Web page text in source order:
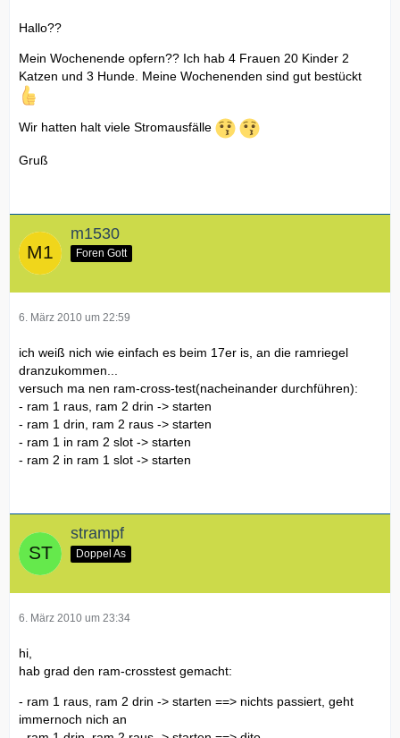
Hallo??
Mein Wochenende opfern?? Ich hab 4 Frauen 20 Kinder 2
Katzen und 3 Hunde. Meine Wochenenden sind gut bestückt
Wir hatten halt viele Stromausfälle
Gruß
m1530
Foren Gott
6. März 2010 um 22:59
ich weiß nich wie einfach es beim 17er is, an die ramriegel
dranzukommen...
versuch ma nen ram-cross-test(nacheinander durchführen):
- ram 1 raus, ram 2 drin -> starten
- ram 1 drin, ram 2 raus -> starten
- ram 1 in ram 2 slot -> starten
- ram 2 in ram 1 slot -> starten
strampf
Doppel As
6. März 2010 um 23:34
hi,
hab grad den ram-crosstest gemacht:
- ram 1 raus, ram 2 drin -> starten ==> nichts passiert, geht
immernoch nich an